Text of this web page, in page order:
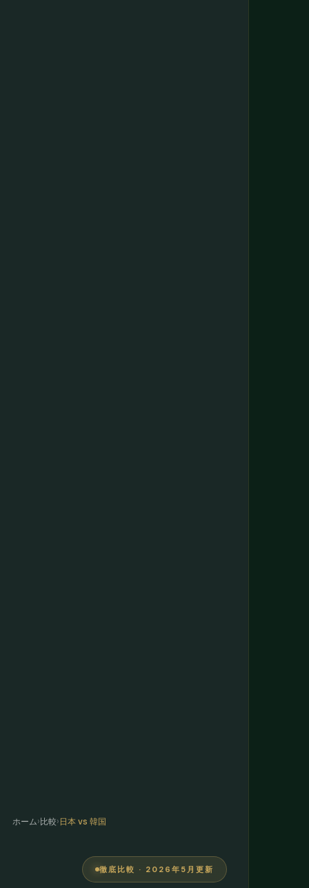
ホーム›比較›日本 vs 韓国
徹底比較 · 2026年5月更新